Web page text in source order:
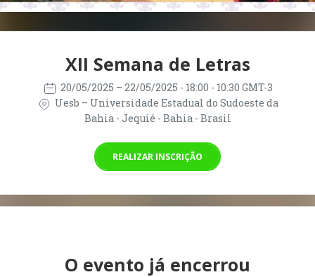
XII Semana de Letras
20/05/2025 – 22/05/2025 - 18:00 - 10:30 GMT-3
Uesb – Universidade Estadual do Sudoeste da
Bahia - Jequié - Bahia - Brasil
REALIZAR INSCRIÇÃO
O evento já encerrou